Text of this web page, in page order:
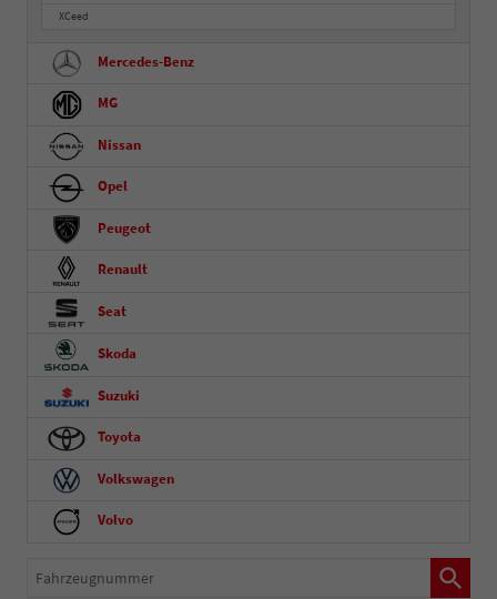
XCeed
Mercedes-Benz
MG
Nissan
Opel
Peugeot
Renault
Seat
Skoda
Suzuki
Toyota
Volkswagen
Volvo
Fahrzeugnummer